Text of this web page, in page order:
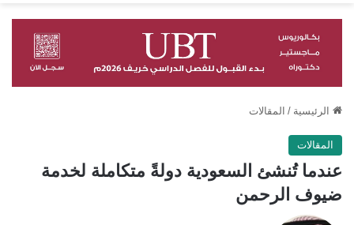
الرئيسية / المقالات
المقالات
عندما تُنشئ السعودية دولةً متكاملة لخدمة
ضيوف الرحمن